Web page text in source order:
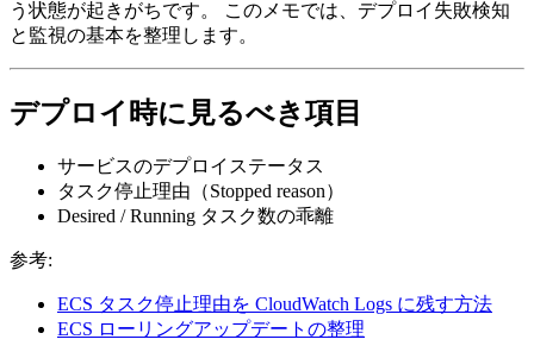
う状態が起きがちです。 このメモでは、デプロイ失敗検知
と監視の基本を整理します。
デプロイ時に見るべき項目
サービスのデプロイステータス
タスク停止理由（Stopped reason）
Desired / Running タスク数の乖離
参考:
ECS タスク停止理由を CloudWatch Logs に残す方法
ECS ローリングアップデートの整理